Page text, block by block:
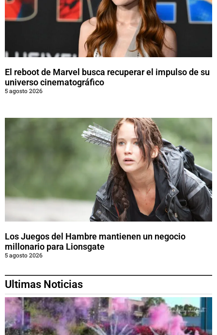
El reboot de Marvel busca recuperar el impulso de su
universo cinematográfico
5 agosto 2026
Los Juegos del Hambre mantienen un negocio
millonario para Lionsgate
5 agosto 2026
Ultimas Noticias